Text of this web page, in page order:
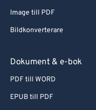
Image till PDF
Bildkonverterare
Dokument & e-bok
PDF till WORD
EPUB till PDF